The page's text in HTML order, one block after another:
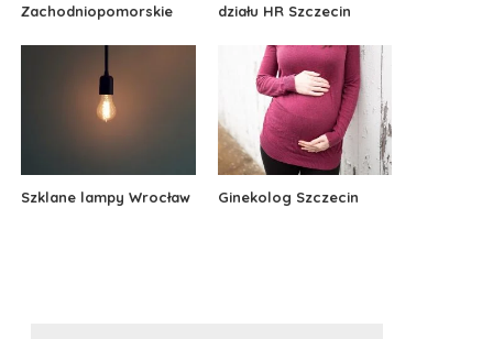
Zachodniopomorskie
działu HR Szczecin
Szklane lampy Wrocław Ginekolog Szczecin